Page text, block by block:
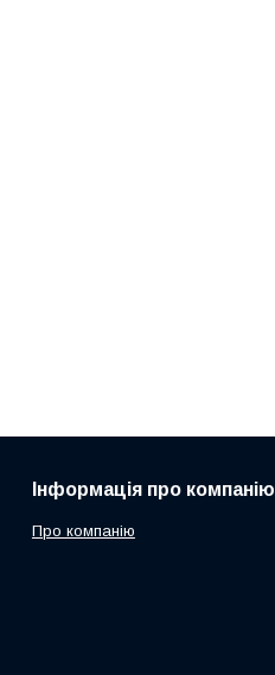
Інформація про компанію
Про компанію